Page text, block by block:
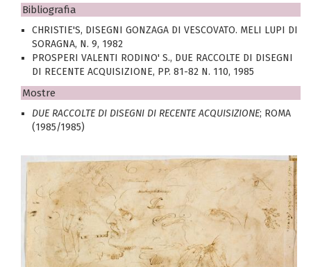
Bibliografia
CHRISTIE'S, DISEGNI GONZAGA DI VESCOVATO. MELI LUPI DI
SORAGNA, N. 9, 1982
PROSPERI VALENTI RODINO' S., DUE RACCOLTE DI DISEGNI
DI RECENTE ACQUISIZIONE, PP. 81-82 N. 110, 1985
Mostre
DUE RACCOLTE DI DISEGNI DI RECENTE ACQUISIZIONE; ROMA
(1985/1985)